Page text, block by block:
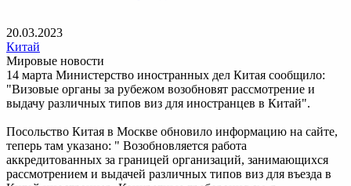
20.03.2023
Китай
Мировые новости
14 марта Министерство иностранных дел Китая сообщило:
"Визовые органы за рубежом возобновят рассмотрение и
выдачу различных типов виз для иностранцев в Китай".
Посольство Китая в Москве обновило информацию на сайте,
теперь там указано: " Возобновляется работа
аккредитованных за границей организаций, занимающихся
рассмотрением и выдачей различных типов виз для въезда в